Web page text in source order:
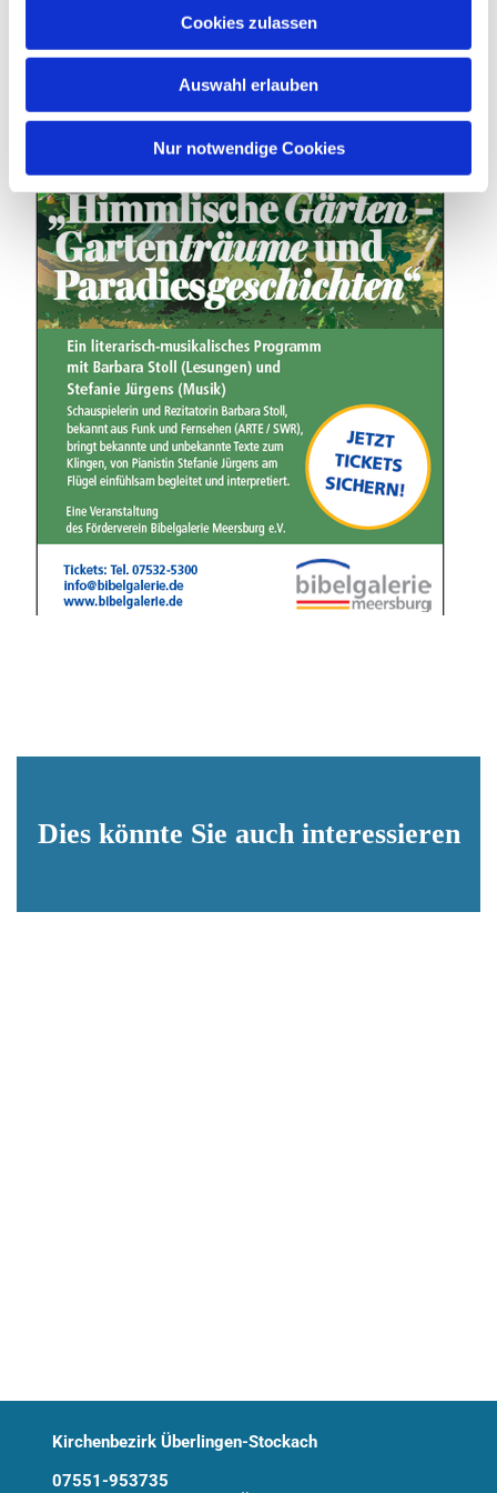
Cookies zulassen
Auswahl erlauben
Nur notwendige Cookies
_________________________
Dies könnte Sie auch interessieren
Kirchenbezirk Überlingen-Stockach
07551-953735